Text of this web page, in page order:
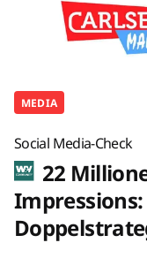
MEDIA
Social Media-Check
22